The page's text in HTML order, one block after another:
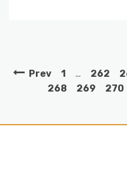
Prev 1 … 262
268
269 270